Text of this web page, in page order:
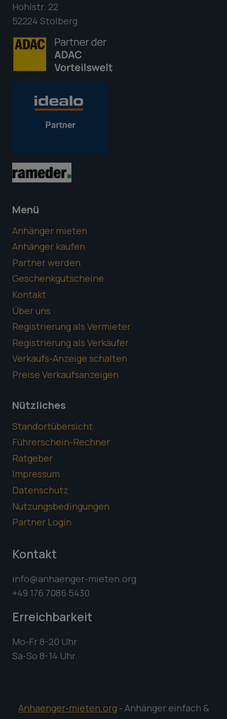
Hohlstr. 22
52224 Stolberg
Menü
Anhänger mieten
Anhänger kaufen
Partner werden
Geschenkgutscheine
Kontakt
Über uns
Registrierung als Vermieter
Registrierung als Verkäufer
Verkaufs-Anzeige schalten
Preise Verkaufsanzeigen
Nützliches
Standortübersicht
Führerschein-Rechner
Ratgeber
Impressum
Datenschutz
Nutzungsbedingungen
Partner Login
Kontakt
info@anhaenger-mieten.org
+49 176 7086 5430
Erreichbarkeit
Mo-Fr 8-20 Uhr
Sa-So 8-14 Uhr
Anhaenger-mieten.org - Anhänger einfach &